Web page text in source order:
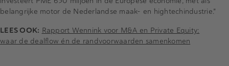
belangrijke motor de Nederlandse maak- en hightechindustrie."
LEES OOK: Rapport Wennink voor M&A en Private Equity:
waar de dealflow én de randvoorwaarden samenkomen